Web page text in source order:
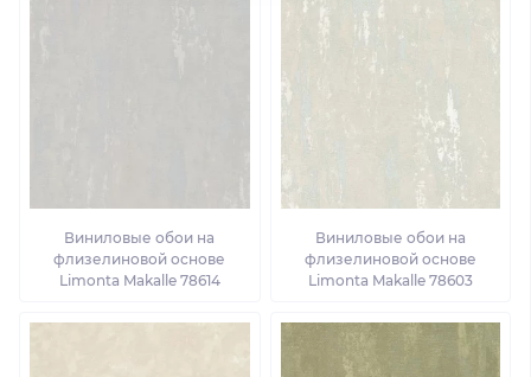
Виниловые обои на
флизелиновой основе
Limonta Makalle 78614
Виниловые обои на
флизелиновой основе
Limonta Makalle 78603